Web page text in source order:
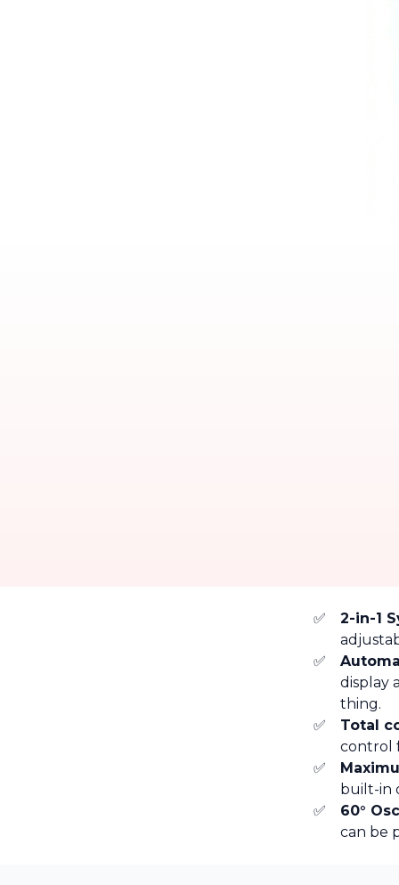
2-in-1
display
thing.
Total
control
built-in
60°
can be